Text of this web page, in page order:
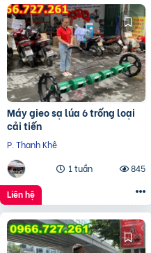
Máy gieo sạ lúa 6 trống loại
cải tiến
P. Thanh Khê
1 tuần
845
Liên hệ